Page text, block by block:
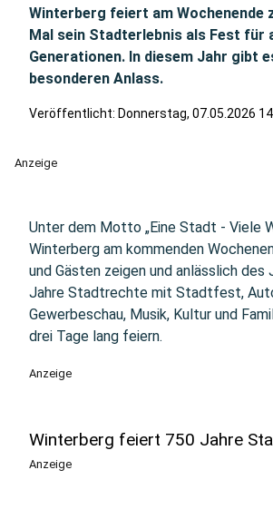
Winterberg feiert am Wochenende
Mal sein Stadterlebnis als Fest für
Generationen. In diesem Jahr gibt
besonderen Anlass.
Veröffentlicht: Donnerstag, 07.05.2026
Anzeige
Unter dem Motto „Eine Stadt - Viele
Winterberg am kommenden
und Gästen zeigen und anlässlich des
Jahre Stadtrechte mit Stadtfest,
Gewerbeschau, Musik, Kultur und
drei Tage lang feiern.
Anzeige
Winterberg feiert 750 Jahre
Anzeige